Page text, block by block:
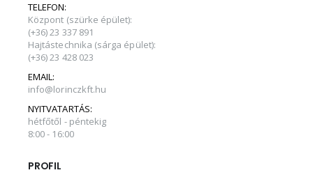
TELEFON:
Központ (szürke épület):
(+36) 23 337 891
Hajtástechnika (sárga épület):
(+36) 23 428 023
EMAIL:
info@lorinczkft.hu
NYITVATARTÁS:
hétfőtől - péntekig
8:00 - 16:00
PROFIL